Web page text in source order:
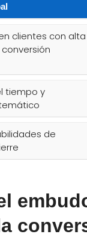
clientes con alta
tiempo y
de